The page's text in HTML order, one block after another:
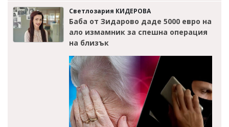
Светлозария КИДЕРОВА
Баба от Зидарово даде 5000 евро на
ало измамник за спешна операция
на близък